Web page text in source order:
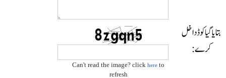
گیا کوڈ داخل
کرے:
Can't read the image? clickhere
refresh